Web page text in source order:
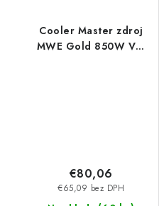
Cooler Master zdroj
MWE Gold 850W V3,
€65,09 bez DPH
€80,06